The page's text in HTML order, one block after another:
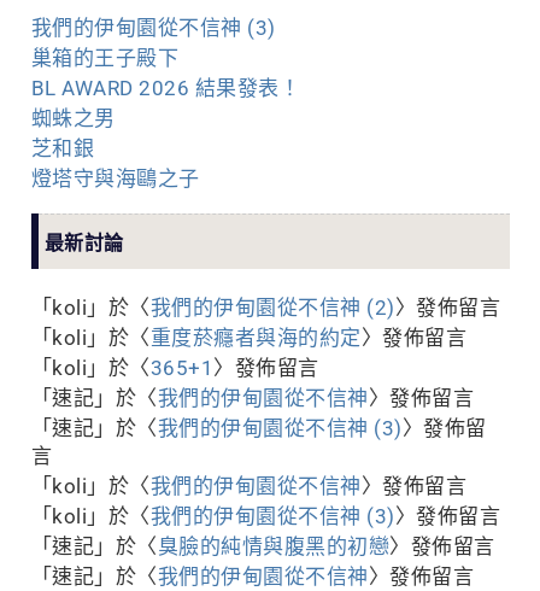
我們的伊甸園從不信神 (3)
巢箱的王子殿下
BL AWARD 2026 結果發表！
蜘蛛之男
芝和銀
燈塔守與海鷗之子
最新討論
「 koli 」於〈我們的伊甸園從不信神 (2)〉發佈留言
「 koli 」於〈重度菸癮者與海的約定〉發佈留言
「 koli 」於〈365+1 〉發佈留言
「 速記 」於〈我們的伊甸園從不信神〉發佈留言
「 速記 」於〈我們的伊甸園從不信神 (3)〉發佈留
言
「 koli 」於〈我們的伊甸園從不信神〉發佈留言
「 koli 」於〈我們的伊甸園從不信神 (3)〉發佈留言
「 速記 」於〈臭臉的純情與腹黑的初戀〉發佈留言
「 速記 」於〈我們的伊甸園從不信神〉發佈留言